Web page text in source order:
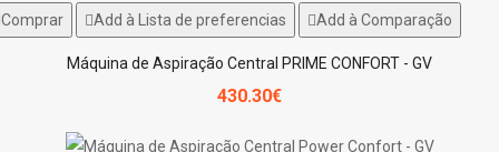
Comprar Add à Lista de preferencias Add à Comparação
Máquina de Aspiração Central PRIME CONFORT - GV
430.30€